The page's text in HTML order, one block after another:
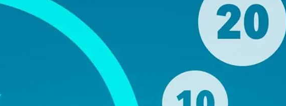
International økonomi